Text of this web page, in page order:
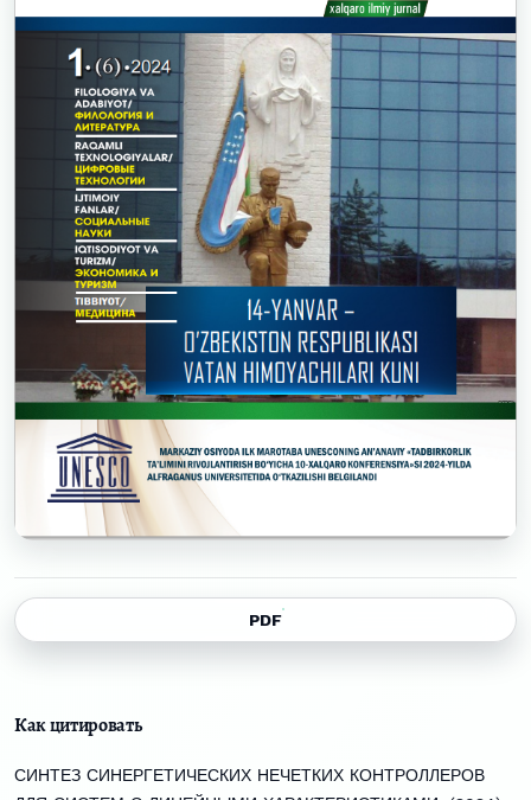
PDF
Как цитировать
СИНТЕЗ СИНЕРГЕТИЧЕСКИХ НЕЧЕТКИХ КОНТРОЛЛЕРОВ